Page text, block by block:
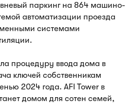
паркинг на 864 машино-
автоматизации проезда
системами
процедуру ввода дома в
ключей собственникам
2024 года. AFI Tower в
домом для сотен семей,